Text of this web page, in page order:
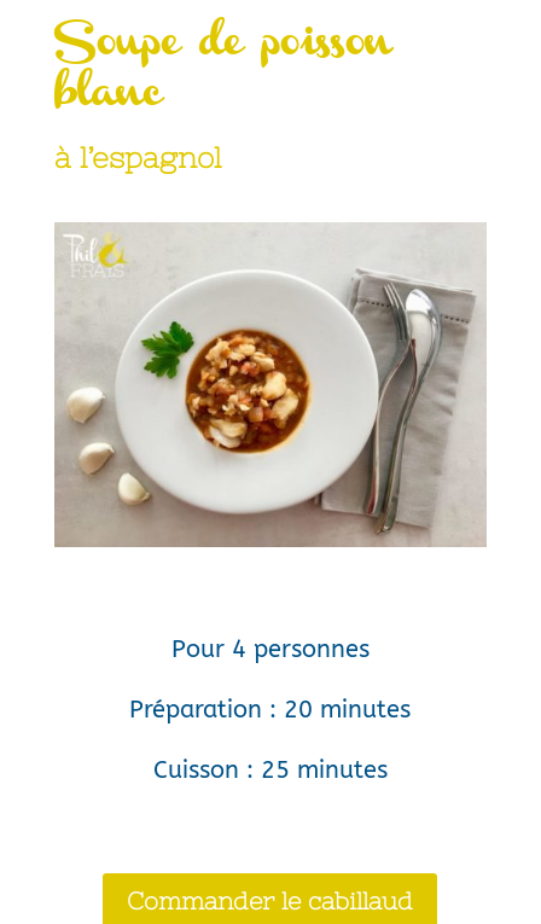
Soupe de poisson
blanc
à l’espagnol
Pour 4 personnes
Préparation : 20 minutes
Cuisson : 25 minutes
Commander le cabillaud